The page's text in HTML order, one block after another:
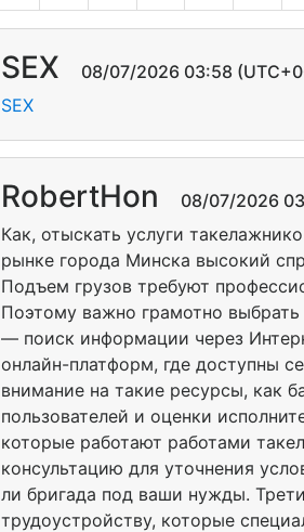
SEX 08/07/2026 03:58
SEX
RobertHon 08/07/2026
Как, отыскать услуги
рынке города Минска высокий
Подъем грузов требуют
Поэтому важно грамотно
— поиск информации через
онлайн-платформ, где доступны
внимание на такие ресурсы, как
пользователей и оценки
которые работают работами
консультацию для уточнения
ли бригада под ваши нужды.
трудоустройству, которые